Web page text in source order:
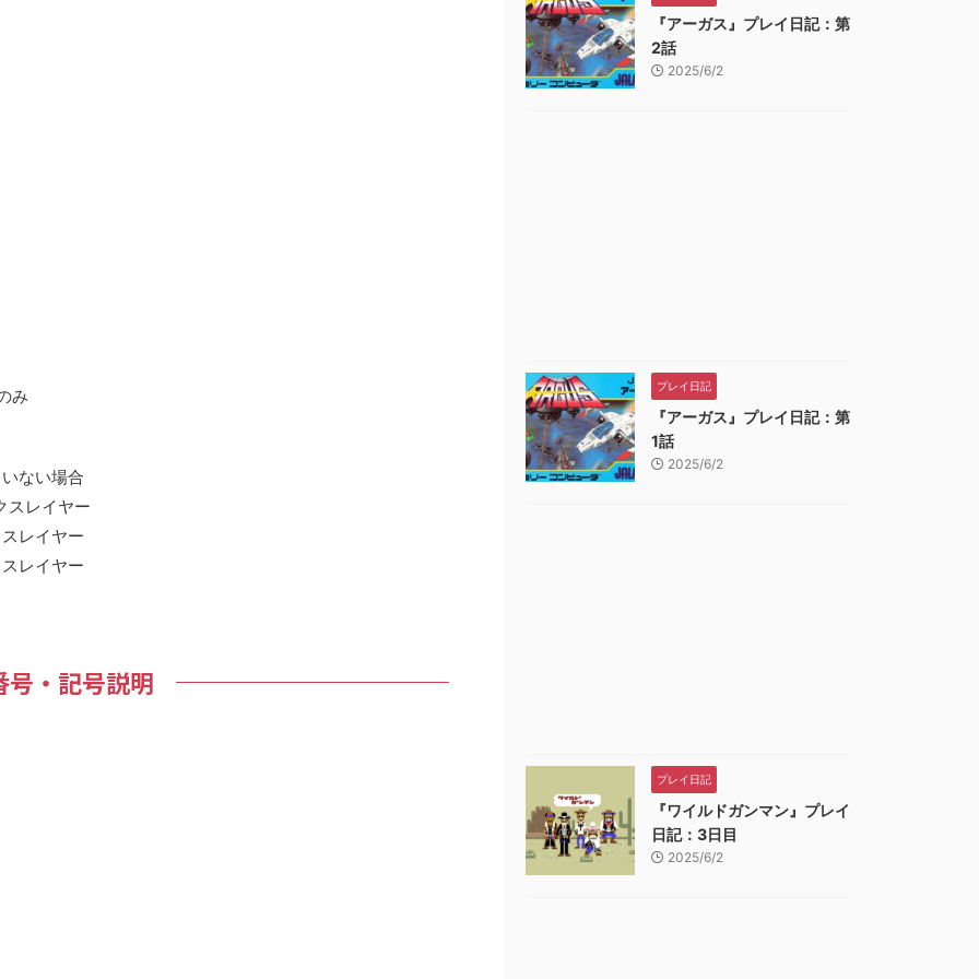
み
ない場合
レイヤー
レイヤー
レイヤー
号・記号説明
『アーガス』プレイ日記：第
2話
2025/6/2
プレイ日記
『アーガス』プレイ日記：第
1話
2025/6/2
プレイ日記
『ワイルドガンマン』プレイ
日記：3日目
2025/6/2